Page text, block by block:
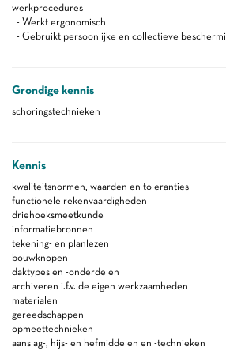
werkprocedures
- Werkt ergonomisch
- Gebruikt persoonlijke en collectieve
Grondige kennis
schoringstechnieken
Kennis
kwaliteitsnormen, waarden en toleranties
functionele rekenvaardigheden
driehoeksmeetkunde
informatiebronnen
tekening- en planlezen
bouwknopen
daktypes en -onderdelen
archiveren i.f.v. de eigen werkzaamheden
materialen
gereedschappen
opmeettechnieken
aanslag-, hijs- en hefmiddelen en -technieken